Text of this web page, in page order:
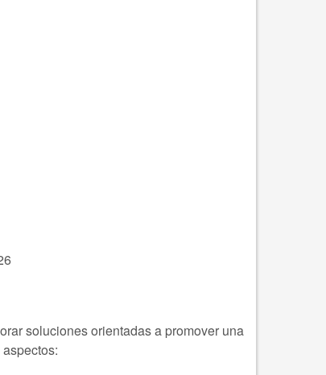
soluciones orientadas a promover una